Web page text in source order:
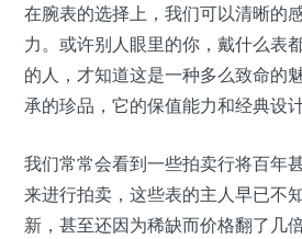
在腕表的选择上，我们可以清晰的
力。或许别人眼里的你，戴什么表
的人，才知道这是一种多么致命的
承的珍品，它的保值能力和经典设计
我们常常会看到一些拍卖行将百年
来进行拍卖，这些表的主人早已不
新，甚至还因为稀缺而价格翻了几